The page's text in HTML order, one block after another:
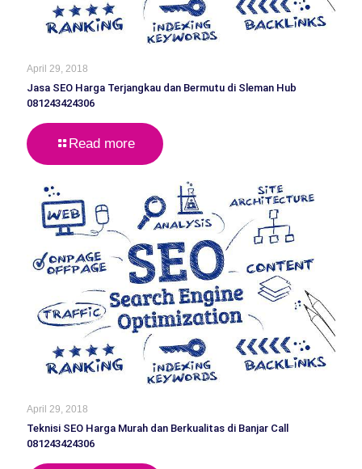
April 29, 2018
Jasa SEO Harga Terjangkau dan Bermutu di Sleman Hub
081243424306
Read more
April 29, 2018
Teknisi SEO Harga Murah dan Berkualitas di Banjar Call
081243424306